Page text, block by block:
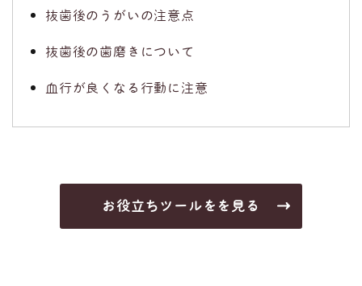
抜歯後のうがいの注意点
抜歯後の歯磨きについて
血行が良くなる行動に注意
お役立ちツールをを見る